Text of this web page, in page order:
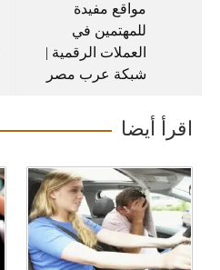
مواقع مفيدة
للمهتمين في
العملات الرقمية |
شبكة عرب مصر
اقرأ أيضا